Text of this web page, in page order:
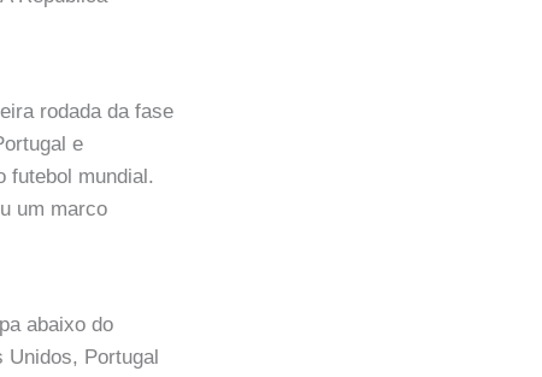
rodada da fase
e
futebol mundial.
um marco
abaixo do
Portugal